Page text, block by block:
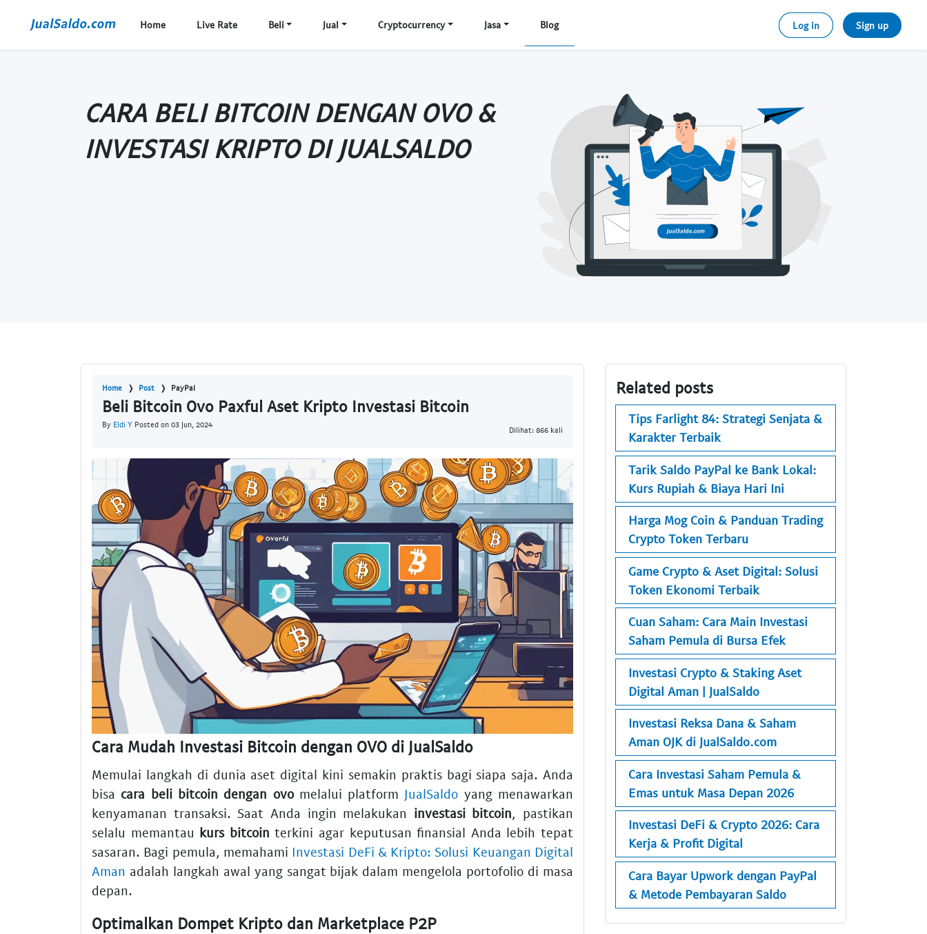
Home Live Rate Beli Jual Cryptocurrency Jasa Blog Log in Sign up
CARA BELI BITCOIN DENGAN OVO &
INVESTASI KRIPTO DI JUALSALDO
Home Post PayPal
Beli Bitcoin Ovo Paxful Aset Kripto Investasi Bitcoin
By Eldi Y Posted on 03 Jun, 2024
Dilihat: 866 kali
Cara Mudah Investasi Bitcoin dengan OVO di JualSaldo
Memulai langkah di dunia aset digital kini semakin praktis bagi siapa saja. Anda
bisa cara beli bitcoin dengan ovomelalui platform JualSaldo yang menawarkan
kenyamanan transaksi. Saat Anda ingin melakukan investasi bitcoin, pastikan
selalu memantau kurs bitcoin terkini agar keputusan finansial Anda lebih tepat
sasaran. Bagi pemula, memahami Investasi DeFi & Kripto: Solusi Keuangan Digital
Aman adalah langkah awal yang sangat bijak dalam mengelola portofolio di masa
depan.
Optimalkan Dompet Kripto dan Marketplace P2P
Related posts
Tips Farlight 84: Strategi Senjata &
Karakter Terbaik
Tarik Saldo PayPal ke Bank Lokal:
Kurs Rupiah & Biaya Hari Ini
Harga Mog Coin & Panduan Trading
Crypto Token Terbaru
Game Crypto & Aset Digital: Solusi
Token Ekonomi Terbaik
Cuan Saham: Cara Main Investasi
Saham Pemula di Bursa Efek
Investasi Crypto & Staking Aset
Digital Aman | JualSaldo
Investasi Reksa Dana & Saham
Aman OJK di JualSaldo.com
Cara Investasi Saham Pemula &
Emas untuk Masa Depan 2026
Investasi DeFi & Crypto 2026: Cara
Kerja & Profit Digital
Cara Bayar Upwork dengan PayPal
& Metode Pembayaran Saldo